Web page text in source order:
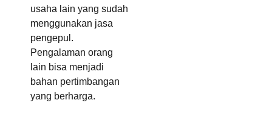
usaha lain yang sudah
menggunakan jasa
pengepul.
Pengalaman orang
lain bisa menjadi
bahan pertimbangan
yang berharga.